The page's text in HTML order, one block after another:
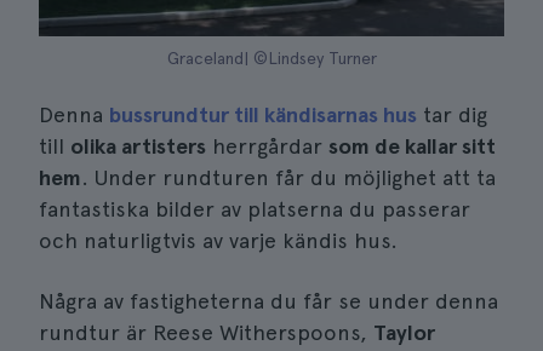
Graceland| ©Lindsey Turner
Denna bussrundtur till kändisarnas hus tar dig
till olika artisters herrgårdar som de kallar sitt
hem. Under rundturen får du möjlighet att ta
fantastiska bilder av platserna du passerar
och naturligtvis av varje kändis hus.
Några av fastigheterna du får se under denna
rundtur är Reese Witherspoons, Taylor